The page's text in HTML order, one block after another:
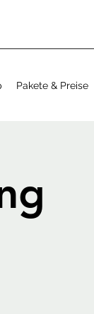
Pakete & Preise